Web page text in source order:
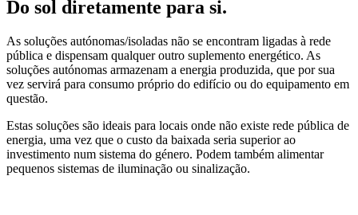
Do sol diretamente para si.
As soluções autónomas/isoladas não se encontram ligadas à rede
pública e dispensam qualquer outro suplemento energético. As
soluções autónomas armazenam a energia produzida, que por sua
vez servirá para consumo próprio do edifício ou do equipamento em
questão.
Estas soluções são ideais para locais onde não existe rede pública de
energia, uma vez que o custo da baixada seria superior ao
investimento num sistema do género. Podem também alimentar
pequenos sistemas de iluminação ou sinalização.